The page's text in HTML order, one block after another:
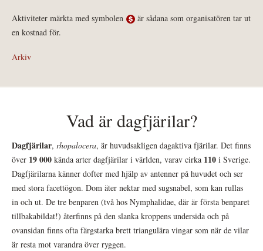
Aktiviteter märkta med symbolen
är sådana som organisatören tar ut
en kostnad för.
Arkiv
Vad är dagfjärilar?
Dagfjärilar, rhopalocera, är huvudsakligen dagaktiva fjärilar. Det finns
över 19 000 kända arter dagfjärilar i världen, varav cirka 110 i Sverige.
Dagfjärilarna känner dofter med hjälp av antenner på huvudet och ser
med stora facettögon. Dom äter nektar med sugsnabel, som kan rullas
in och ut. De tre benparen (två hos Nymphalidae, där är första benparet
tillbakabildat!) återfinns på den slanka kroppens undersida och på
ovansidan finns ofta färgstarka brett triangulära vingar som när de vilar
är resta mot varandra över ryggen.